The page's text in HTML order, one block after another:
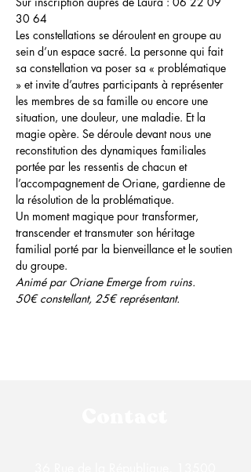
30 64
Les constellations se déroulent en groupe au
sein d’un espace sacré. La personne qui fait
sa constellation va poser sa « problématique
» et invite d’autres participants à représenter
les membres de sa famille ou encore une
situation, une douleur, une maladie. Et la
magie opère. Se déroule devant nous une
reconstitution des dynamiques familiales
portée par les ressentis de chacun et
l’accompagnement de Oriane, gardienne de
la résolution de la problématique.
Un moment magique pour transformer,
transcender et transmuter son héritage
familial porté par la bienveillance et le soutien
du groupe.
Animé par Oriane Emerge from ruins.
50€ constellant, 25€ représentant.